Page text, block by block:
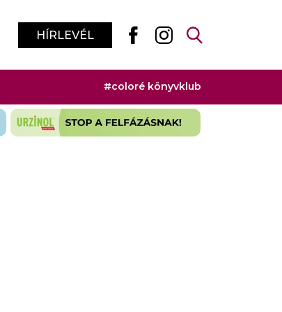
HÍRLEVÉL
#coloré könyvklub